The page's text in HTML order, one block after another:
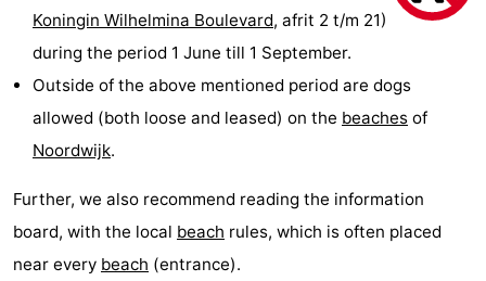
Gouden
Spar
De
Noordduinen
Duinresort
Dunimar
Noordwijkse
Duinen
Parc
du
Soleil
Hotels
Lastminutes
Beach
Koningin Wilhelmina Boulevard, afrit 2 t/m 21)
during the period 1 June till 1 September.
Outside of the above mentioned period are dogs
allowed (both loose and leased) on the beaches of
Noordwijk.
Further, we also recommend reading the information
board, with the local beach rules, which is often placed
near every beach (entrance).